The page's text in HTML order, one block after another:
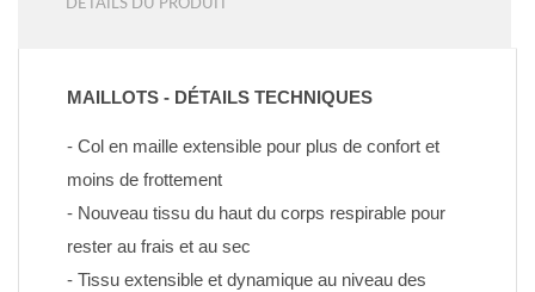
DÉTAILS DU PRODUIT
MAILLOTS - DÉTAILS TECHNIQUES
- Col en maille extensible pour plus de confort et
moins de frottement
- Nouveau tissu du haut du corps respirable pour
rester au frais et au sec
- Tissu extensible et dynamique au niveau des